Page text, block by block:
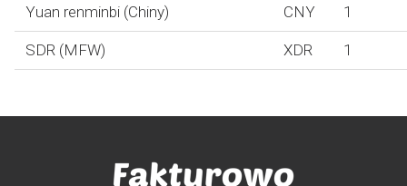
Yuan renminbi (Chiny) CNY 1
SDR (MFW) XDR 1